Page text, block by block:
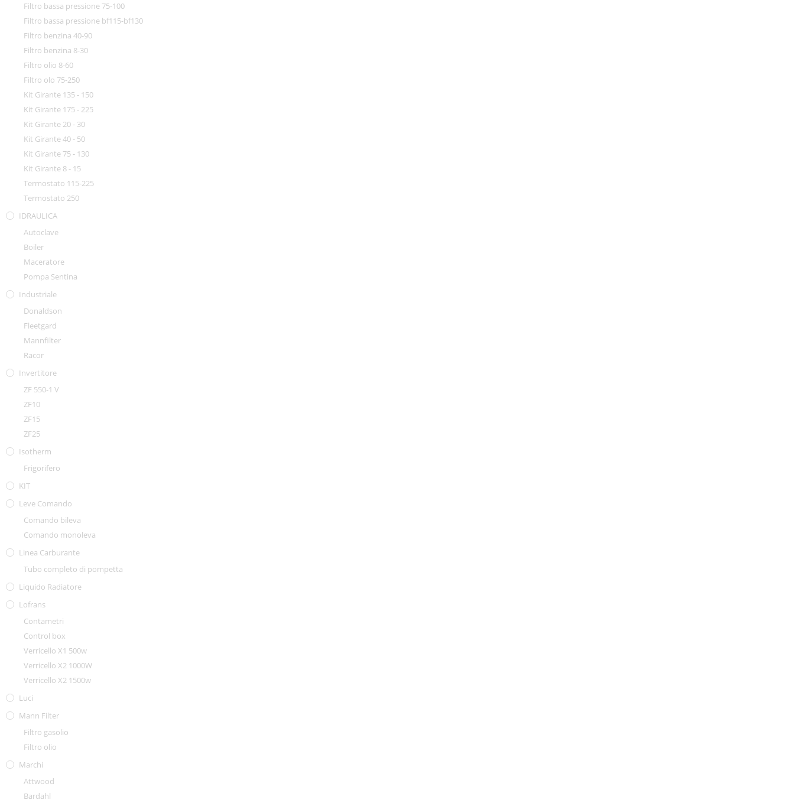
Filtro bassa pressione 75-100
Filtro bassa pressione bf115-bf130
Filtro benzina 40-90
Filtro benzina 8-30
Filtro olio 8-60
Filtro olo 75-250
Kit Girante 135 - 150
Kit Girante 175 - 225
Kit Girante 20 - 30
Kit Girante 40 - 50
Kit Girante 75 - 130
Kit Girante 8 - 15
Termostato 115-225
Termostato 250
IDRAULICA
Autoclave
Boiler
Maceratore
Pompa Sentina
Industriale
Donaldson
Fleetgard
Mannfilter
Racor
Invertitore
ZF 550-1 V
ZF10
ZF15
ZF25
Isotherm
Frigorifero
KIT
Leve Comando
Comando bileva
Comando monoleva
Linea Carburante
Tubo completo di pompetta
Liquido Radiatore
Lofrans
Contametri
Control box
Verricello X1 500w
Verricello X2 1000W
Verricello X2 1500w
Luci
Mann Filter
Filtro gasolio
Filtro olio
Marchi
Attwood
Bardahl